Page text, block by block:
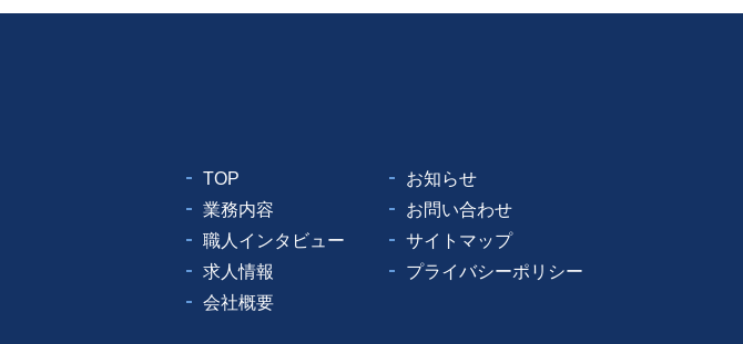
TOP
業務内容
職人インタビュー
求人情報
会社概要
お知らせ
お問い合わせ
サイトマップ
プライバシーポリシー